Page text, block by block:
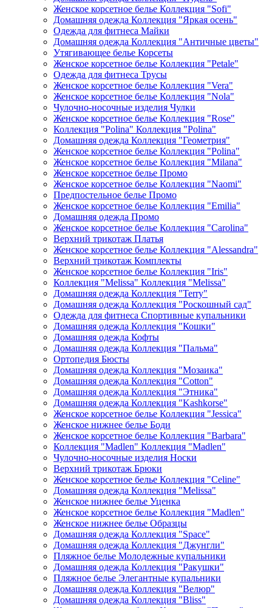
Женское корсетное белье Коллекция "Sofi"
Домашняя одежда Коллекция "Яркая осень"
Одежда для фитнеса Майки
Домашняя одежда Коллекция "Античные цветы"
Утягивающее белье Корсеты
Женское корсетное белье Коллекция "Petale"
Одежда для фитнеса Трусы
Женское корсетное белье Коллекция "Vera"
Женское корсетное белье Коллекция "Nola"
Чулочно-носочные изделия Чулки
Женское корсетное белье Коллекция "Rose"
Коллекция "Polina" Коллекция "Polina"
Домашняя одежда Коллекция "Геометрия"
Женское корсетное белье Коллекция "Polina"
Женское корсетное белье Коллекция "Milana"
Женское корсетное белье Промо
Женское корсетное белье Коллекция "Naomi"
Предпостельное белье Промо
Женское корсетное белье Коллекция "Emilia"
Домашняя одежда Промо
Женское корсетное белье Коллекция "Carolina"
Верхний трикотаж Платья
Женское корсетное белье Коллекция "Alessandra"
Верхний трикотаж Комплекты
Женское корсетное белье Коллекция "Iris"
Коллекция "Melissa" Коллекция "Melissa"
Домашняя одежда Коллекция "Terry"
Домашняя одежда Коллекция "Роскошный сад"
Одежда для фитнеса Спортивные купальники
Домашняя одежда Коллекция "Кошки"
Домашняя одежда Кофты
Домашняя одежда Коллекция "Пальма"
Ортопедия Бюсты
Домашняя одежда Коллекция "Мозаика"
Домашняя одежда Коллекция "Cotton"
Домашняя одежда Коллекция "Этника"
Домашняя одежда Коллекция "Kashkorse"
Женское корсетное белье Коллекция "Jessica"
Женское нижнее белье Боди
Женское корсетное белье Коллекция "Barbara"
Коллекция "Madlen" Коллекция "Madlen"
Чулочно-носочные изделия Носки
Верхний трикотаж Брюки
Женское корсетное белье Коллекция "Celine"
Домашняя одежда Коллекция "Melissa"
Женское нижнее белье Уценка
Женское корсетное белье Коллекция "Madlen"
Женское нижнее белье Образцы
Домашняя одежда Коллекция "Space"
Домашняя одежда Коллекция "Джунгли"
Пляжное белье Молодежные купальники
Домашняя одежда Коллекция "Ракушки"
Пляжное белье Элегантные купальники
Домашняя одежда Коллекция "Велюр"
Домашняя одежда Коллекция "Bliss"